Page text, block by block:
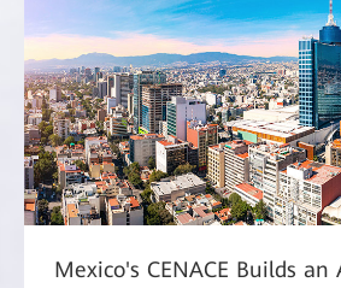
Mexico's CENACE Builds